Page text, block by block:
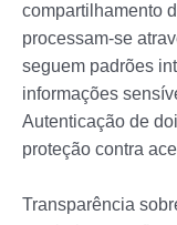
compartilhamento
processam-se
seguem padrões
informações
Autenticação de
proteção contra
Transparência